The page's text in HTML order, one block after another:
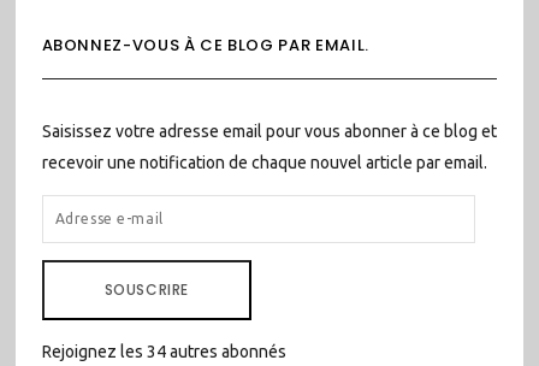
ABONNEZ-VOUS À CE BLOG PAR EMAIL.
Saisissez votre adresse email pour vous abonner à ce blog et
recevoir une notification de chaque nouvel article par email.
ADRESSE
E-
SOUSCRIRE
Rejoignez les 34 autres abonnés